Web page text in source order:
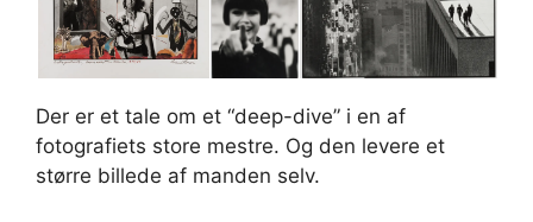
Der er et tale om et “deep-dive” i en af
fotografiets store mestre. Og den levere et
større billede af manden selv.